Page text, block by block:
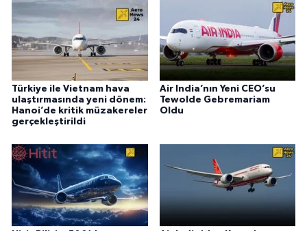
Türkiye ile Vietnam hava
ulaştırmasında yeni dönem:
Hanoi’de kritik müzakereler
gerçekleştirildi
Air India’nın Yeni CEO’su
Tewolde Gebremariam
Oldu